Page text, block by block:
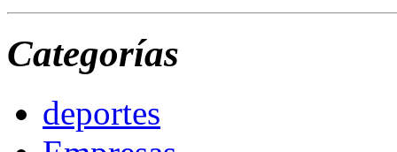
Categorías
deportes